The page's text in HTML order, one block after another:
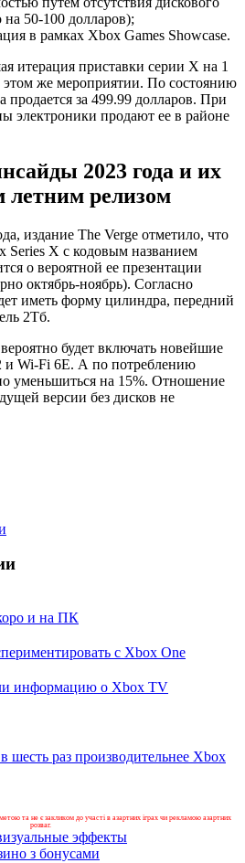
50-100 долларов);
в рамках Xbox Games Showcase.
итерация приставки серии Х на 1
этом же мероприятии. По состоянию
продается за 499.99 долларов. При
электроники продают ее в районе
2023 года и их
летним релизом
издание The Verge отметило, что
Series X с кодовым названием
о вероятной ее презентации
октябрь-ноябрь). Согласно
иметь форму цилиндра, передний
2Тб.
будет включать новейшие
и Wi-Fi 6E. А по потреблению
уменьшиться на 15%. Отношение
версии без дисков не
и на ПК
с Xbox One
информацию о Xbox TV
шесть раз производительнее Xbox
та не є закликом до участі в азартних іграх чи рекламою азартних
розваг.
з бонусами